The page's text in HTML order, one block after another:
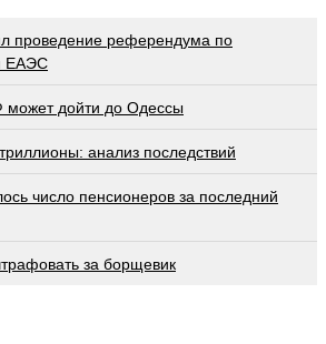
проведение референдума по
ЕАЭС
дойти до Одессы
анализ последствий
число пенсионеров за последний
за борщевик